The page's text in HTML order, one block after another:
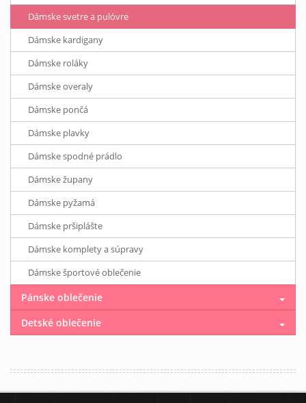
Dámske svetre a pulóvre
Dámske kardigany
Dámske roláky
Dámske overaly
Dámske pončá
Dámske plavky
Dámske spodné prádlo
Dámske župany
Dámske pyžamá
Dámske pršiplášte
Dámske komplety a súpravy
Dámske športové oblečenie
Pánske oblečenie
Detské oblečenie